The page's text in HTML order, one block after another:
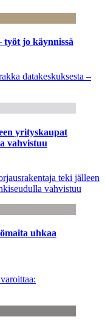
jo käynnissä
datakeskuksesta –
yrityskaupat
vahvistuu
teki jälleen
vahvistuu
uhkaa